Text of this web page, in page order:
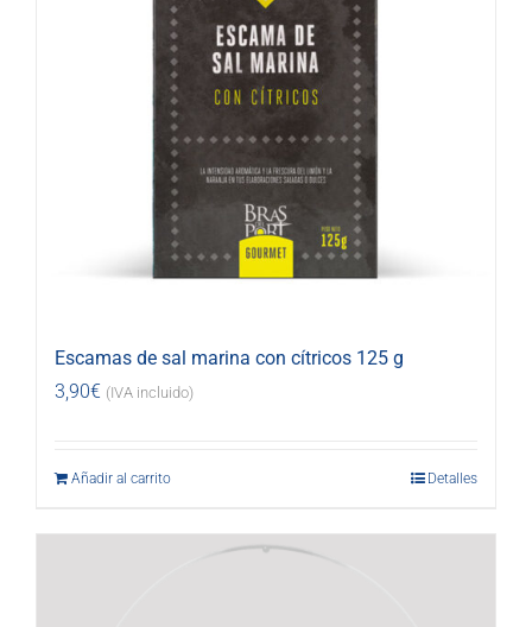
Escamas de sal marina con cítricos 125 g
3,90€ (IVA incluido)
Añadir al carrito Detalles